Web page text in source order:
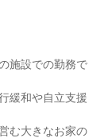
施設での勤務で
緩和や自立支援
む大きなお家の